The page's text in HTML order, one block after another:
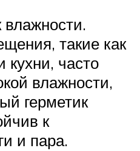
влажности.
такие как
часто
влажности,
герметик
к
и пара.